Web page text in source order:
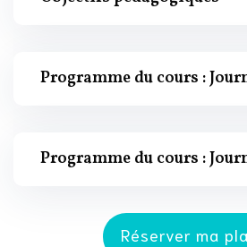
Programme du cours :
Programme du cours :
Réserver ma